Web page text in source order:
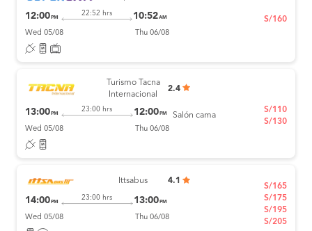
12:00 PM
22:52 hrs 10:52AM
Wed 05/08 Thu 06/08
S/160
Turismo Tacna
Internacional
2.4
13:00 PM
23:00 hrs 12:00 PM
Wed 05/08 Thu 06/08
Salón cama
S/110
S/130
Ittsabus 4.1
14:00 PM
23:00 hrs 13:00 PM
Wed 05/08 Thu 06/08
S/165
S/175
S/195
S/205